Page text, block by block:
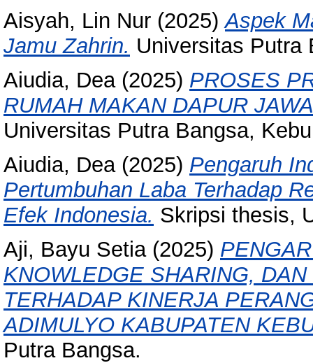
Aisyah, Lin Nur (2025)Aspek
Jamu Zahrin. Universitas Putra
Aiudia, Dea(2025) PROSES
RUMAH MAKAN DAPUR
Universitas Putra Bangsa,
Aiudia, Dea(2025) Pengaruh
Pertumbuhan Laba Terhadap
Efek Indonesia. Skripsi thesis,
Aji, Bayu Setia(2025)
KNOWLEDGE SHARING,
TERHADAP KINERJA
ADIMULYO KABUPATEN
Putra Bangsa.